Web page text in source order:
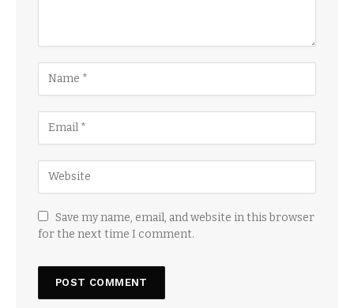
Save my name, email, and website in this browser
for the next time I comment.